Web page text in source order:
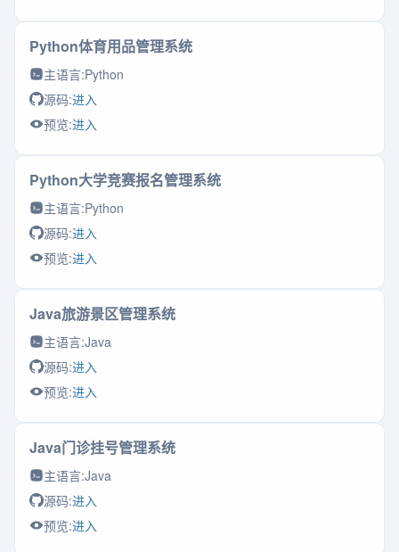
Python体育用品管理系统
主语言:Python
源码:进入
预览:进入
Python大学竞赛报名管理系统
主语言:Python
源码:进入
预览:进入
Java旅游景区管理系统
主语言:Java
源码:进入
预览:进入
Java门诊挂号管理系统
主语言:Java
源码:进入
预览:进入